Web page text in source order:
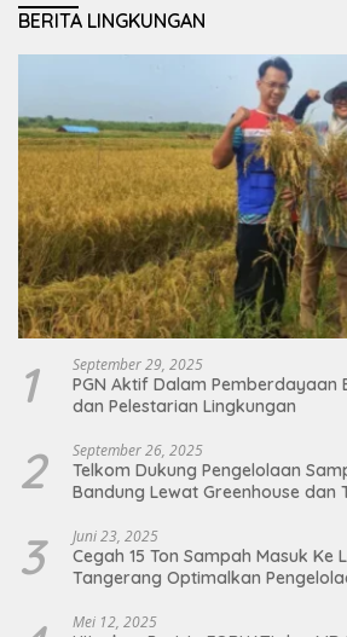
BERITA LINGKUNGAN
1 September 29, 2025
PGN Aktif Dalam
dan Pelestarian Lingkungan
2 September 26, 2025
Telkom Dukung Pengelolaan
Bandung Lewat Greenhouse dan
3 Juni 23, 2025
Cegah 15 Ton Sampah Masuk Ke
Tangerang Optimalkan
Mei 12, 2025